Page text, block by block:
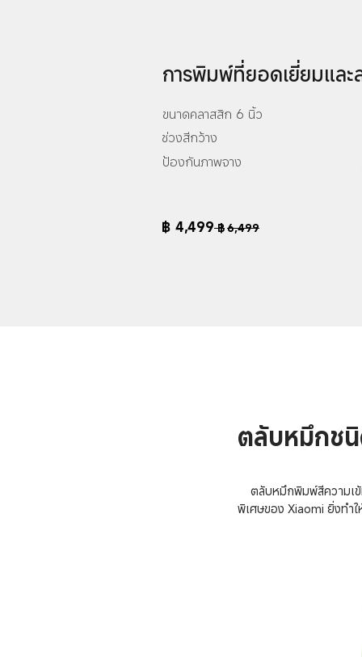
การพิมพ์ที่ยอดเยี่ยมและ
ขนาดคลาสสิก 6 นิ้ว
ช่วงสีกว้าง
ป้องกันภาพจาง
฿ 4,499 ฿6,499
ตลับหมึกช
ตลับหมึกพิมพ์สีความเข้
พิเศษของ Xiaomi ยิ่งทำใ